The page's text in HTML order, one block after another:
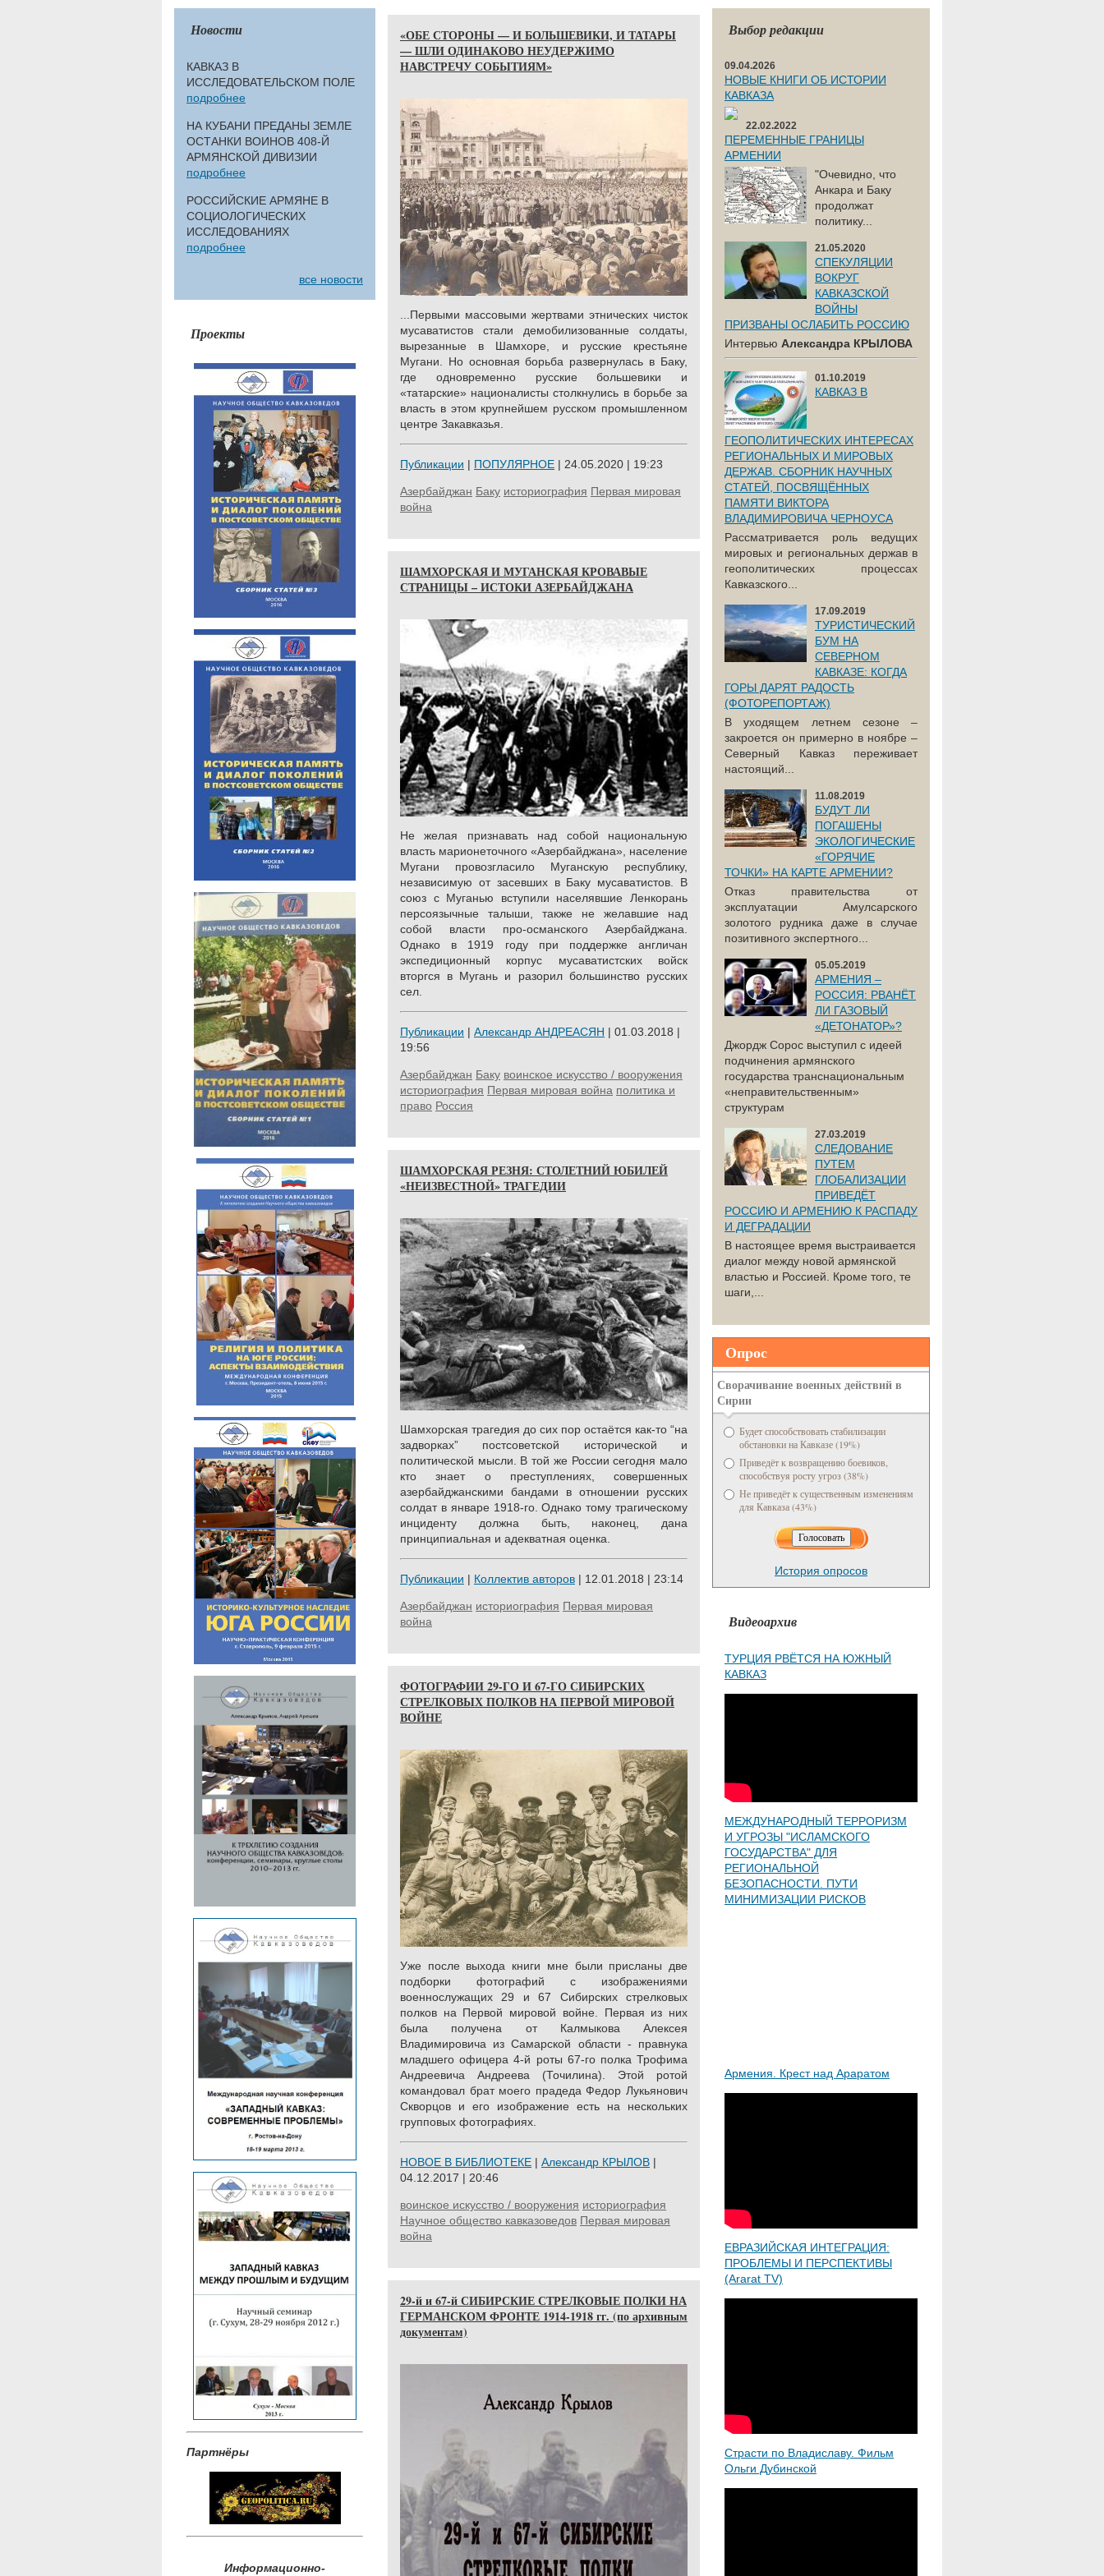
Новости
КАВКАЗ В
ИССЛЕДОВАТЕЛЬСКОМ ПОЛЕ
подробнее
НА КУБАНИ ПРЕДАНЫ ЗЕМЛЕ
ОСТАНКИ ВОИНОВ 408-Й
АРМЯНСКОЙ ДИВИЗИИ
подробнее
РОССИЙСКИЕ АРМЯНЕ В
СОЦИОЛОГИЧЕСКИХ
ИССЛЕДОВАНИЯХ
подробнее
все новости
Проекты
Партнёры
Информационно-
«ОБЕ СТОРОНЫ — И БОЛЬШЕВИКИ, И ТАТАРЫ
— ШЛИ ОДИНАКОВО НЕУДЕРЖИМО
НАВСТРЕЧУ СОБЫТИЯМ»
...Первыми массовыми жертвами этнических чисток
мусаватистов стали демобилизованные солдаты,
вырезанные в Шамхоре, и русские крестьяне
Мугани. Но основная борьба развернулась в Баку,
где одновременно русские большевики и
«татарские» националисты столкнулись в борьбе за
власть в этом крупнейшем русском промышленном
центре Закавказья.
Публикации | ПОПУЛЯРНОЕ | 24.05.2020 | 19:23
Азербайджан Баку историография Первая мировая
война
ШАМХОРСКАЯ И МУГАНСКАЯ КРОВАВЫЕ
СТРАНИЦЫ – ИСТОКИ АЗЕРБАЙДЖАНА
Не желая признавать над собой национальную
власть марионеточного «Азербайджана», население
Мугани провозгласило Муганскую республику,
независимую от засевших в Баку мусаватистов. В
союз с Муганью вступили населявшие Ленкорань
персоязычные талыши, также не желавшие над
собой власти про-османского Азербайджана.
Однако в 1919 году при поддержке англичан
экспедиционный корпус мусаватистских войск
вторгся в Мугань и разорил большинство русских
сел.
Публикации | Александр АНДРЕАСЯН | 01.03.2018 |
19:56
Азербайджан Баку воинское искусство / вооружения
историография Первая мировая война политика и
право Россия
ШАМХОРСКАЯ РЕЗНЯ: СТОЛЕТНИЙ ЮБИЛЕЙ
«НЕИЗВЕСТНОЙ» ТРАГЕДИИ
Шамхорская трагедия до сих пор остаётся как-то “на
задворках” постсоветской исторической и
политической мысли. В той же России сегодня мало
кто знает о преступлениях, совершенных
азербайджанскими бандами в отношении русских
солдат в январе 1918-го. Однако тому трагическому
инциденту должна быть, наконец, дана
принципиальная и адекватная оценка.
Публикации | Коллектив авторов | 12.01.2018 | 23:14
Азербайджан историография Первая мировая
война
ФОТОГРАФИИ 29-ГО И 67-ГО СИБИРСКИХ
СТРЕЛКОВЫХ ПОЛКОВ НА ПЕРВОЙ МИРОВОЙ
ВОЙНЕ
Уже после выхода книги мне были присланы две
подборки фотографий с изображениями
военнослужащих 29 и 67 Сибирских стрелковых
полков на Первой мировой войне. Первая из них
была получена от Калмыкова Алексея
Владимировича из Самарской области - правнука
младшего офицера 4-й роты 67-го полка Трофима
Андреевича Андреева (Точилина). Этой ротой
командовал брат моего прадеда Федор Лукьянович
Скворцов и его изображение есть на нескольких
групповых фотографиях.
НОВОЕ В БИБЛИОТЕКЕ | Александр КРЫЛОВ |
04.12.2017 | 20:46
воинское искусство / вооружения историография
Научное общество кавказоведов Первая мировая
война
29-й и 67-й СИБИРСКИЕ СТРЕЛКОВЫЕ ПОЛКИ НА
ГЕРМАНСКОМ ФРОНТЕ 1914-1918 гг. (по архивным
документам)
Выбор редакции
09.04.2026
НОВЫЕ КНИГИ ОБ ИСТОРИИ
КАВКАЗА
22.02.2022
ПЕРЕМЕННЫЕ ГРАНИЦЫ
АРМЕНИИ
"Очевидно, что
Анкара и Баку
продолжат
политику...
21.05.2020
СПЕКУЛЯЦИИ
ВОКРУГ
КАВКАЗСКОЙ
ВОЙНЫ
ПРИЗВАНЫ ОСЛАБИТЬ РОССИЮ
Интервью Александра КРЫЛОВА
01.10.2019
КАВКАЗ В
ГЕОПОЛИТИЧЕСКИХ ИНТЕРЕСАХ
РЕГИОНАЛЬНЫХ И МИРОВЫХ
ДЕРЖАВ. СБОРНИК НАУЧНЫХ
СТАТЕЙ, ПОСВЯЩЁННЫХ
ПАМЯТИ ВИКТОРА
ВЛАДИМИРОВИЧА ЧЕРНОУСА
Рассматривается роль ведущих
мировых и региональных держав в
геополитических процессах
Кавказского...
17.09.2019
ТУРИСТИЧЕСКИЙ
БУМ НА
СЕВЕРНОМ
КАВКАЗЕ: КОГДА
ГОРЫ ДАРЯТ РАДОСТЬ
(ФОТОРЕПОРТАЖ)
В уходящем летнем сезоне –
закроется он примерно в ноябре –
Северный Кавказ переживает
настоящий...
11.08.2019
БУДУТ ЛИ
ПОГАШЕНЫ
ЭКОЛОГИЧЕСКИЕ
«ГОРЯЧИЕ
ТОЧКИ» НА КАРТЕ АРМЕНИИ?
Отказ правительства от
эксплуатации Амулсарского
золотого рудника даже в случае
позитивного экспертного...
05.05.2019
АРМЕНИЯ –
РОССИЯ: РВАНЁТ
ЛИ ГАЗОВЫЙ
«ДЕТОНАТОР»?
Джордж Сорос выступил с идеей
подчинения армянского
государства транснациональным
«неправительственным»
структурам
27.03.2019
СЛЕДОВАНИЕ
ПУТЕМ
ГЛОБАЛИЗАЦИИ
ПРИВЕДЁТ
РОССИЮ И АРМЕНИЮ К РАСПАДУ
И ДЕГРАДАЦИИ
В настоящее время выстраивается
диалог между новой армянской
властью и Россией. Кроме того, те
шаги,...
Опрос
Сворачивание военных действий в
Сирии
Будет способствовать стабилизации
обстановки на Кавказе (19%)
Приведёт к возвращению боевиков,
способствуя росту угроз (38%)
Не приведёт к существенным изменениям
для Кавказа (43%)
История опросов
Видеоархив
ТУРЦИЯ РВЁТСЯ НА ЮЖНЫЙ
КАВКАЗ
МЕЖДУНАРОДНЫЙ ТЕРРОРИЗМ
И УГРОЗЫ "ИСЛАМСКОГО
ГОСУДАРСТВА" ДЛЯ
РЕГИОНАЛЬНОЙ
БЕЗОПАСНОСТИ. ПУТИ
МИНИМИЗАЦИИ РИСКОВ
Армения. Крест над Араратом
ЕВРАЗИЙСКАЯ ИНТЕГРАЦИЯ:
ПРОБЛЕМЫ И ПЕРСПЕКТИВЫ
(Ararat TV)
Страсти по Владиславу. Фильм
Ольги Дубинской